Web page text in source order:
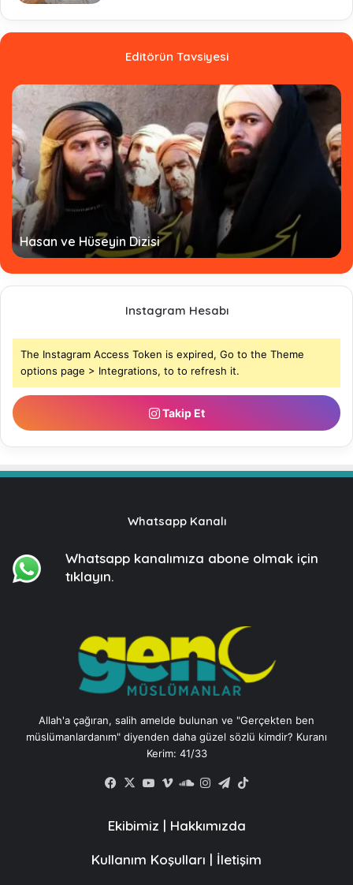
Editörün Tavsiyesi
Hasan ve Hüseyin Dizisi
Instagram Hesabı
The Instagram Access Token is expired, Go to the Theme
options page > Integrations, to to refresh it.
Takip Et
Whatsapp Kanalı
Whatsapp kanalımıza abone olmak için
tıklayın.
Allah'a çağıran, salih amelde bulunan ve "Gerçekten ben
müslümanlardanım" diyenden daha güzel sözlü kimdir? Kuranı
Kerim: 41/33
Facebook
X YouTube
VimeoSoundCloud
Instagram
Telegram
Ekibimiz | Hakkımızda
Kullanım Koşulları | İletişim